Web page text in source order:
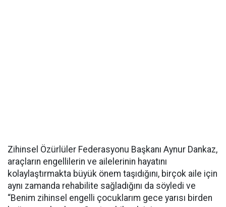
Zihinsel Özürlüler Federasyonu Başkanı Aynur Dankaz,
araçların engellilerin ve ailelerinin hayatını
kolaylaştırmakta büyük önem taşıdığını, birçok aile için
aynı zamanda rehabilite sağladığını da söyledi ve
“Benim zihinsel engelli çocuklarım gece yarısı birden